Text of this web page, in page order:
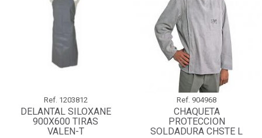
Ref. 1203812
DELANTAL SILOXANE
900X600 TIRAS
VALEN-T
Ref. 904968
CHAQUETA
PROTECCION
SOLDADURA CHSTE L